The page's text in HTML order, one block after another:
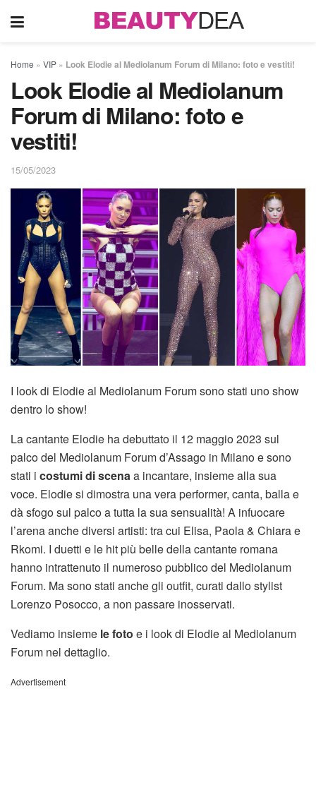
Home » VIP » Look Elodie al Mediolanum Forum di Milano: foto e vestiti!
Look Elodie al Mediolanum
Forum di Milano: foto e
vestiti!
15/05/2023
I look di Elodie al Mediolanum Forum sono stati uno show
dentro lo show!
La cantante Elodie ha debuttato il 12 maggio 2023 sul
palco del Mediolanum Forum d’Assago in Milano e sono
stati i costumi di scena a incantare, insieme alla sua
voce. Elodie si dimostra una vera performer, canta, balla e
dà sfogo sul palco a tutta la sua sensualità! A infuocare
l’arena anche diversi artisti: tra cui Elisa, Paola & Chiara e
Rkomi. I duetti e le hit più belle della cantante romana
hanno intrattenuto il numeroso pubblico del Mediolanum
Forum. Ma sono stati anche gli outfit, curati dallo stylist
Lorenzo Posocco, a non passare inosservati.
Vediamo insieme le foto e i look di Elodie al Mediolanum
Forum nel dettaglio.
Advertisement